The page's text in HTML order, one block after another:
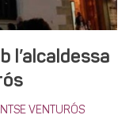
l’alcaldessa
VENTURÓS